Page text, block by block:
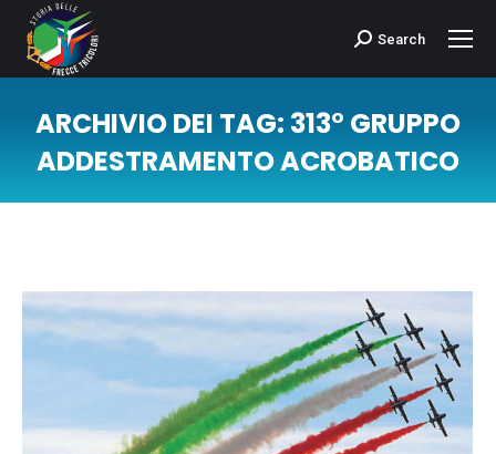
Cerca:Search
ARCHIVIO DEI TAG: 313° GRUPPO
ADDESTRAMENTO ACROBATICO